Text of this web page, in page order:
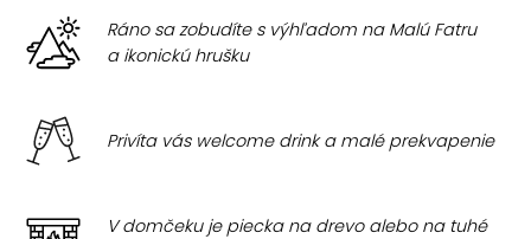
Ráno sa zobudíte s výhľadom na Malú Fatru
a ikonickú hrušku
Privíta vás welcome drink a malé prekvapenie
V domčeku je piecka na drevo alebo na tuhé